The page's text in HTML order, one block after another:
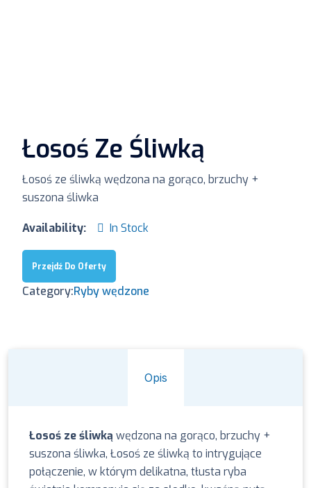
Łosoś Ze Śliwką
Łosoś ze śliwką wędzona na gorąco, brzuchy +
suszona śliwka
Availability: In Stock
Przejdź Do Oferty
Category:Ryby wędzone
Opis
Łosoś ze śliwką wędzona na gorąco, brzuchy +
suszona śliwka, Łosoś ze śliwką to intrygujące
połączenie, w którym delikatna, tłusta ryba